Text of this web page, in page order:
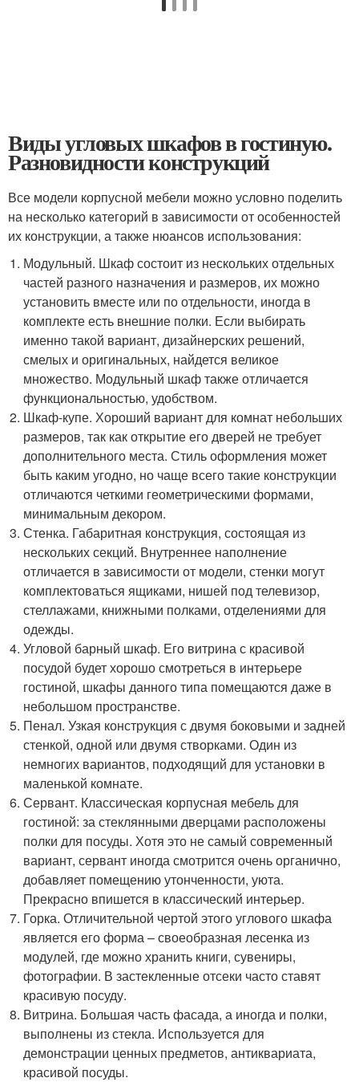
Виды угловых шкафов в гостиную.
Разновидности конструкций
Все модели корпусной мебели можно условно поделить
на несколько категорий в зависимости от особенностей
их конструкции, а также нюансов использования:
Модульный. Шкаф состоит из нескольких отдельных
частей разного назначения и размеров, их можно
установить вместе или по отдельности, иногда в
комплекте есть внешние полки. Если выбирать
именно такой вариант, дизайнерских решений,
смелых и оригинальных, найдется великое
множество. Модульный шкаф также отличается
функциональностью, удобством.
Шкаф-купе. Хороший вариант для комнат небольших
размеров, так как открытие его дверей не требует
дополнительного места. Стиль оформления может
быть каким угодно, но чаще всего такие конструкции
отличаются четкими геометрическими формами,
минимальным декором.
Стенка. Габаритная конструкция, состоящая из
нескольких секций. Внутреннее наполнение
отличается в зависимости от модели, стенки могут
комплектоваться ящиками, нишей под телевизор,
стеллажами, книжными полками, отделениями для
одежды.
Угловой барный шкаф. Его витрина с красивой
посудой будет хорошо смотреться в интерьере
гостиной, шкафы данного типа помещаются даже в
небольшом пространстве.
Пенал. Узкая конструкция с двумя боковыми и задней
стенкой, одной или двумя створками. Один из
немногих вариантов, подходящий для установки в
маленькой комнате.
Сервант. Классическая корпусная мебель для
гостиной: за стеклянными дверцами расположены
полки для посуды. Хотя это не самый современный
вариант, сервант иногда смотрится очень органично,
добавляет помещению утонченности, уюта.
Прекрасно впишется в классический интерьер.
Горка. Отличительной чертой этого углового шкафа
является его форма – своеобразная лесенка из
модулей, где можно хранить книги, сувениры,
фотографии. В застекленные отсеки часто ставят
красивую посуду.
Витрина. Большая часть фасада, а иногда и полки,
выполнены из стекла. Используется для
демонстрации ценных предметов, антиквариата,
красивой посуды.